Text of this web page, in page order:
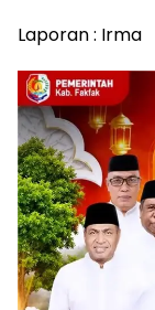
Laporan : Irma